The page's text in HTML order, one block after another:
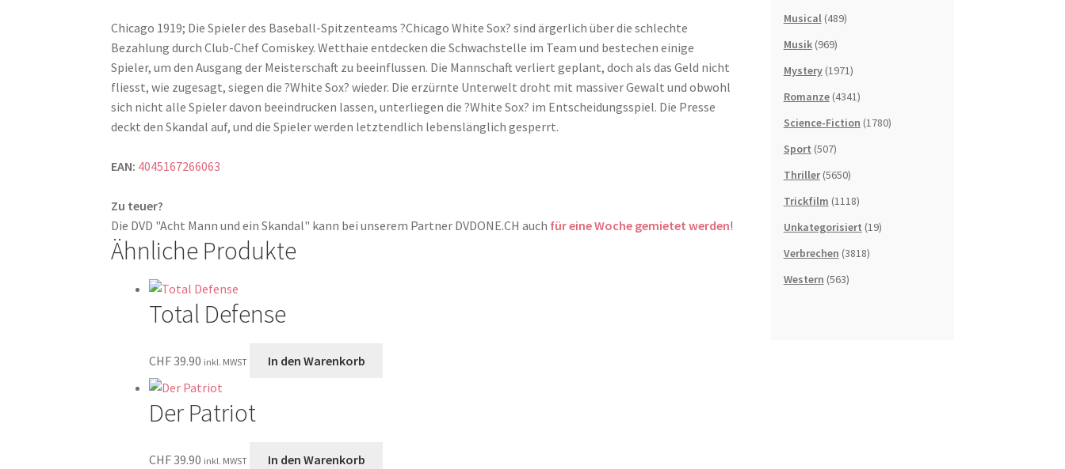
Chicago 1919; Die Spieler des Baseball-Spitzenteams ?Chicago White Sox? sind ärgerlich über die schlechte
Bezahlung durch Club-Chef Comiskey. Wetthaie entdecken die Schwachstelle im Team und bestechen einige
Spieler, um den Ausgang der Meisterschaft zu beeinflussen. Die Mannschaft verliert geplant, doch als das Geld nicht
fliesst, wie zugesagt, siegen die ?White Sox? wieder. Die erzürnte Unterwelt droht mit massiver Gewalt und obwohl
sich nicht alle Spieler davon beeindrucken lassen, unterliegen die ?White Sox? im Entscheidungsspiel. Die Presse
deckt den Skandal auf, und die Spieler werden letztendlich lebenslänglich gesperrt.
EAN: 4045167266063
Zu teuer?
Die DVD "Acht Mann und ein Skandal" kann bei unserem Partner DVDONE.CH auch für eine Woche gemietet werden!
Ähnliche Produkte
Total Defense
CHF39.90 inkl. MWST In den Warenkorb
Der Patriot
CHF39.90 inkl. MWST In den Warenkorb
Musical (489)
Musik (969)
Mystery (1971)
Romanze (4341)
Science-Fiction (1780)
Sport (507)
Thriller (5650)
Trickfilm (1118)
Unkategorisiert (19)
Verbrechen (3818)
Western (563)